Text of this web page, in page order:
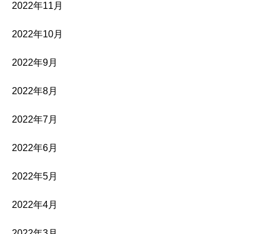
2022年11月
2022年10月
2022年9月
2022年8月
2022年7月
2022年6月
2022年5月
2022年4月